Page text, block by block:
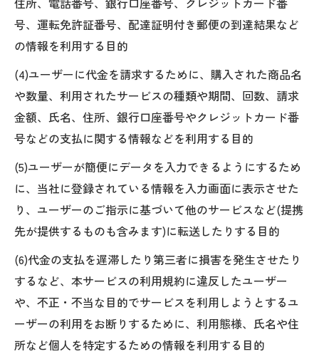
号、運転免許証番号、配達証明付き郵便の到達結果など
の情報を利用する目的
(4)ユーザーに代金を請求するために、購入された商品名
や数量、利用されたサービスの種類や期間、回数、請求
金額、氏名、住所、銀行口座番号やクレジットカード番
号などの支払に関する情報などを利用する目的
(5)ユーザーが簡便にデータを入力できるようにするため
に、当社に登録されている情報を入力画面に表示させた
り、ユーザーのご指示に基づいて他のサービスなど(提携
先が提供するものも含みます)に転送したりする目的
(6)代金の支払を遅滞したり第三者に損害を発生させたり
するなど、本サービスの利用規約に違反したユーザー
や、不正・不当な目的でサービスを利用しようとするユ
ーザーの利用をお断りするために、利用態様、氏名や住
所など個人を特定するための情報を利用する目的